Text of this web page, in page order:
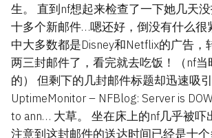
生。 直到nf想起来检查了一下她几天
十多个新邮件…嗯还好，倒没有什么很
中大多数都是Disney和Netflix的广告，
两三封邮件了，看完就去吃饭！（nf当
的） 但剩下的几封邮件标题却迅速吸
UptimeMonitor – NFBlog: Server is
to ann… 大草。 坐在床上的nf几乎被吓
注意到这封邮件的送达时间已经是十